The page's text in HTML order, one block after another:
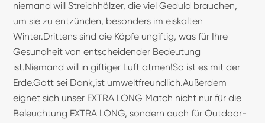
niemand will Streichhölzer, die viel Geduld brauchen,
um sie zu entzünden, besonders im eiskalten
Winter.Drittens sind die Köpfe ungiftig, was für Ihre
Gesundheit von entscheidender Bedeutung
ist.Niemand will in giftiger Luft atmen!So ist es mit der
Erde.Gott sei Dank,ist umweltfreundlich.Außerdem
eignet sich unser EXTRA LONG Match nicht nur für die
Beleuchtung EXTRA LONG, sondern auch für Outdoor-